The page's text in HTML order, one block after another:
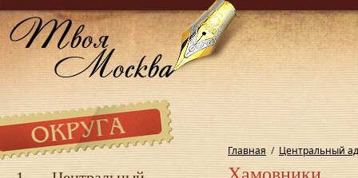
Главная / Центральный